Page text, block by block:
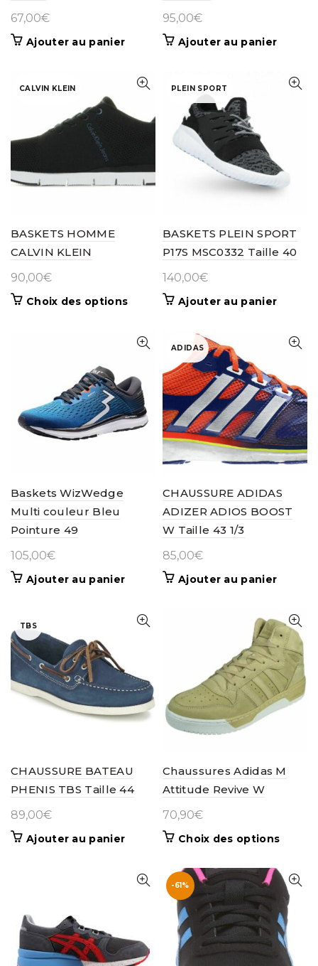
67,00€
Ajouter au panier
95,00€
Ajouter au panier
CALVIN KLEIN
BASKETS HOMME
CALVIN KLEIN
90,00€
Choix des optionsCe
plusieurs
Les
options
peuvent
être
choisies
produit
PLEIN SPORT
BASKETS PLEIN SPORT
P17S MSC0332 Taille 40
140,00€
Ajouter au panier
Baskets WizWedge
Multi couleur Bleu
Pointure 49
105,00€
Ajouter au panier
ADIDAS
CHAUSSURE ADIDAS
ADIZER ADIOS BOOST
W Taille 43 1/3
85,00€
Ajouter au panier
TBS
CHAUSSURE BATEAU
PHENIS TBS Taille 44
89,00€
Ajouter au panier
Chaussures Adidas M
Attitude Revive W
70,90€
Choix des optionsCe
a
Les
options
être
-61%